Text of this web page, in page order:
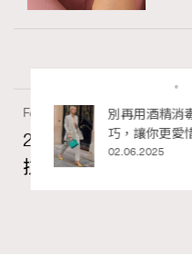
Fashion
2026 7/8月號封面人
拉：A Timeless Story